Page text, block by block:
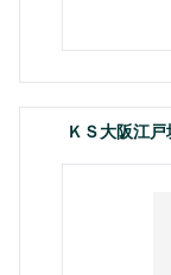
ＫＳ大阪江